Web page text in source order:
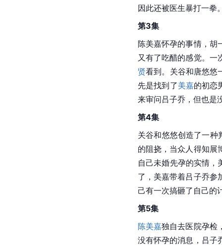
因此还被医生暴打一拳
第3集
陈美嘉怀孕的事情，胡
又有了吃醋的感觉。一
贤看到。关谷和唐悠悠
先是找到了美嘉的初恋
来审问吕子乔，但也是
第4集
关谷和悠悠创造了一种
的阻挠，当众人得知展
自己未婚先孕的实情，
了，美嘉带着吕子乔参
己有一次搞砸了自己的
第5集
陈美嘉独自去医院孕检
没有怀孕的消息，吕子